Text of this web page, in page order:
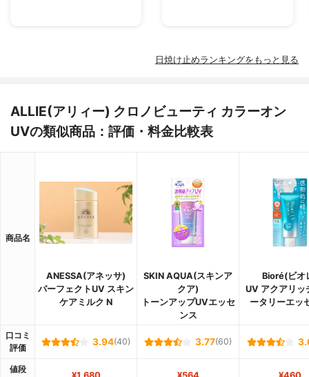
日焼け止めランキングをもっと見る
ALLIE(アリィー) クロノビューティ カラーオン
UVの類似商品：評価・料金比較表
商品名
ANESSA(アネッサ)
パーフェクトUV スキン
ケアミルク N
SKIN AQUA(スキンア
クア)
トーンアップUVエッセ
ンス
Bioré(ビオ
UV アクアリッ
ータリーエッ
口コミ
評価
3.94(40) 3.77(60)
値段